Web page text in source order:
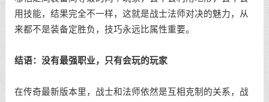
用技能，结果完全不一样，这就是战士法师对决的魅力，从
来都不是装备定胜负，技巧永远比属性重要。
结语：没有最强职业，只有会玩的玩家
在传奇最新版本里，战士和法师依然是互相克制的关系，战